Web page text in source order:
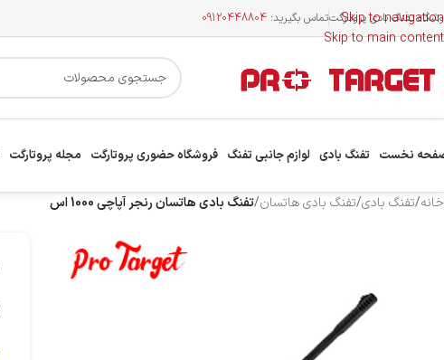
Skip to navigation
Skip to main content
تفنگ بادی پروتارگتتماس بگیرید: 09120448804
نخست تفنگ بادی لوازم جانبی تفنگ فروشگاه حضوری پروتارگت مجله پروتارگت
خانه/تفنگ بادی/تفنگ بادی هاتسان/تفنگ بادی هاتسان رنجر آپاچی 1000 اس